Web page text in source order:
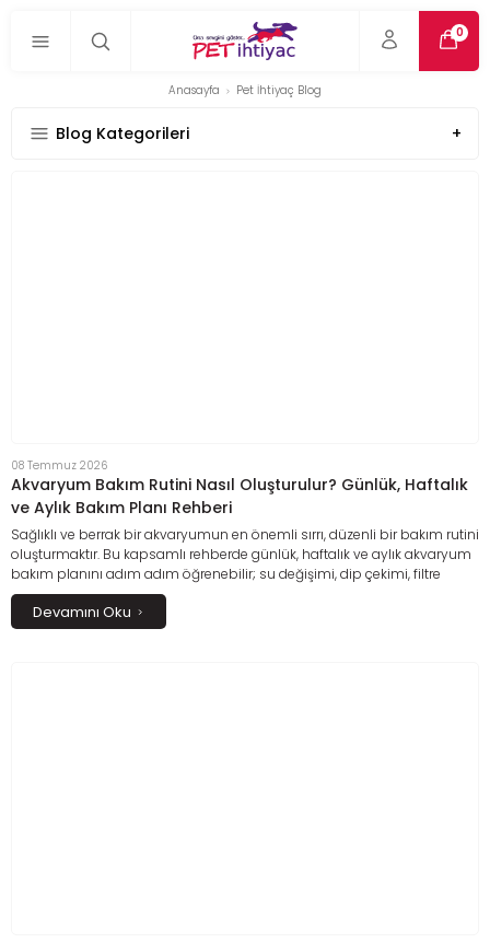
0
Anasayfa Pet İhtiyaç Blog
Blog Kategorileri
08 Temmuz 2026
Akvaryum Bakım Rutini Nasıl Oluşturulur? Günlük, Haftalık
ve Aylık Bakım Planı Rehberi
Sağlıklı ve berrak bir akvaryumun en önemli sırrı, düzenli bir bakım rutini
oluşturmaktır. Bu kapsamlı rehberde günlük, haftalık ve aylık akvaryum
bakım planını adım adım öğrenebilir; su değişimi, dip çekimi, filtre
temizliği, ekipman kontrolleri ve su kalitesini korumanın püf noktalarını
keşfedebilirsiniz. Düzenli bakım sayesinde balıklarınız için daha güvenli
bir yaşam alanı oluşturabilir, alg oluşumunu azaltabilir ve
Devamını Oku